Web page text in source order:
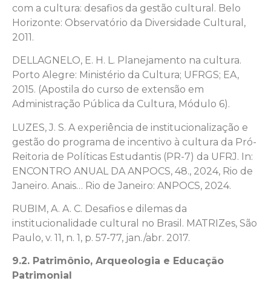
com a cultura: desafios da gestão cultural. Belo
Horizonte: Observatório da Diversidade Cultural,
2011.
DELLAGNELO, E. H. L. Planejamento na cultura.
Porto Alegre: Ministério da Cultura; UFRGS; EA,
2015. (Apostila do curso de extensão em
Administração Pública da Cultura, Módulo 6).
LUZES, J. S. A experiência de institucionalização e
gestão do programa de incentivo à cultura da Pró-
Reitoria de Políticas Estudantis (PR-7) da UFRJ. In:
ENCONTRO ANUAL DA ANPOCS, 48., 2024, Rio de
Janeiro. Anais… Rio de Janeiro: ANPOCS, 2024.
RUBIM, A. A. C. Desafios e dilemas da
institucionalidade cultural no Brasil. MATRIZes, São
Paulo, v. 11, n. 1, p. 57-77, jan./abr. 2017.
9.2. Patrimônio, Arqueologia e Educação
Patrimonial